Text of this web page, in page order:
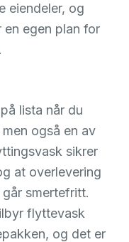
eiendeler, og
egen plan for
lista når du
også en av
sikrer
at overlevering
smertefritt.
flyttevask
og det er